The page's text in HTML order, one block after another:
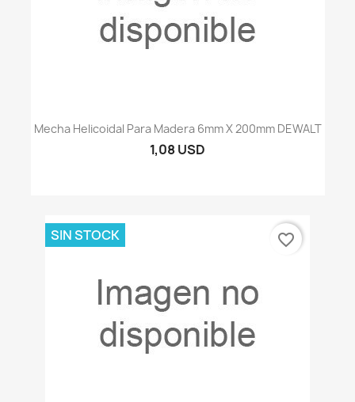
Mecha Helicoidal Para Madera 6mm X 200mm DEWALT
1,08 USD
SIN STOCK favorite_border